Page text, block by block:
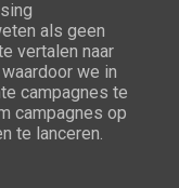
als geen
vertalen naar
we in
campagnes te
campagnes op
te lanceren.